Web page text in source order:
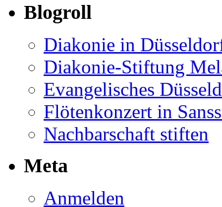
Blogroll
Diakonie in
Diakonie-Stiftung
Evangelisches
Flötenkonzert in
Nachbarschaft stiften
Meta
Anmelden